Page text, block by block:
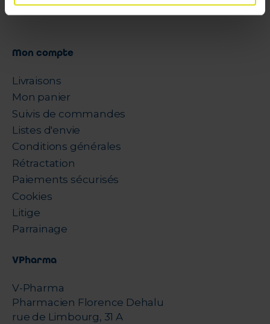
Mon compte
Livraisons
Mon panier
Suivis de commandes
Listes d'envie
Conditions générales
Rétractation
Paiements sécurisés
Cookies
Litige
Parrainage
VPharma
V-Pharma
Pharmacien Florence Dehalu
rue de Limbourg, 31 A